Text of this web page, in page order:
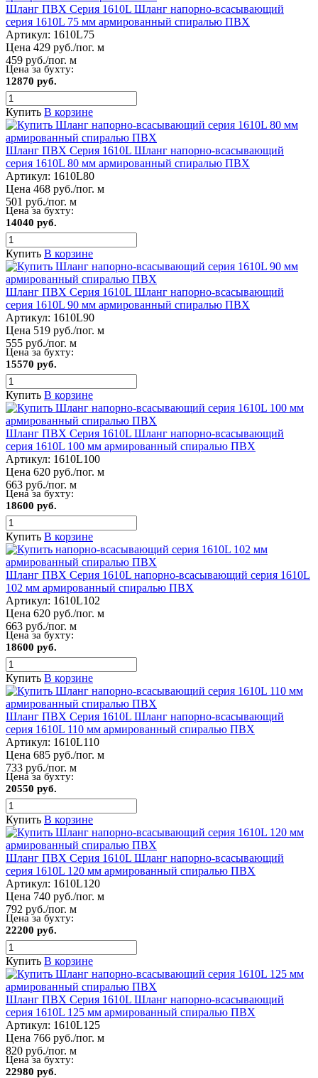
Шланг ПВХ Серия 1610L Шланг напорно-всасывающий
серия 1610L 75 мм армированный спиралью ПВХ
Артикул: 1610L75
Цена 429 руб./пог. м
459 руб./пог. м
Цена за бухту:
12870 руб.
Купить В корзине
Шланг ПВХ Серия 1610L Шланг напорно-всасывающий
серия 1610L 80 мм армированный спиралью ПВХ
Артикул: 1610L80
Цена 468 руб./пог. м
501 руб./пог. м
Цена за бухту:
14040 руб.
Купить В корзине
Шланг ПВХ Серия 1610L Шланг напорно-всасывающий
серия 1610L 90 мм армированный спиралью ПВХ
Артикул: 1610L90
Цена 519 руб./пог. м
555 руб./пог. м
Цена за бухту:
15570 руб.
Купить В корзине
Шланг ПВХ Серия 1610L Шланг напорно-всасывающий
серия 1610L 100 мм армированный спиралью ПВХ
Артикул: 1610L100
Цена 620 руб./пог. м
663 руб./пог. м
Цена за бухту:
18600 руб.
Купить В корзине
Шланг ПВХ Серия 1610L напорно-всасывающий серия 1610L
102 мм армированный спиралью ПВХ
Артикул: 1610L102
Цена 620 руб./пог. м
663 руб./пог. м
Цена за бухту:
18600 руб.
Купить В корзине
Шланг ПВХ Серия 1610L Шланг напорно-всасывающий
серия 1610L 110 мм армированный спиралью ПВХ
Артикул: 1610L110
Цена 685 руб./пог. м
733 руб./пог. м
Цена за бухту:
20550 руб.
Купить В корзине
Шланг ПВХ Серия 1610L Шланг напорно-всасывающий
серия 1610L 120 мм армированный спиралью ПВХ
Артикул: 1610L120
Цена 740 руб./пог. м
792 руб./пог. м
Цена за бухту:
22200 руб.
Купить В корзине
Шланг ПВХ Серия 1610L Шланг напорно-всасывающий
серия 1610L 125 мм армированный спиралью ПВХ
Артикул: 1610L125
Цена 766 руб./пог. м
820 руб./пог. м
Цена за бухту:
22980 руб.